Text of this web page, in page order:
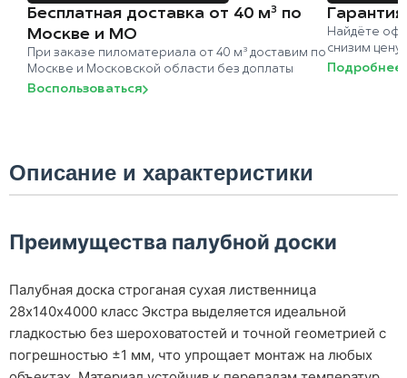
Бесплатная доставка от 40 м³ по
Москве и МО
При заказе пиломатериала от 40 м³ доставим по
Москве и Московской области без доплаты
Воспользоваться
Найдёте
снизим
Подробнее
Описание и характеристики
Преимущества палубной доски
Палубная доска строганая сухая лиственница
28х140х4000 класс Экстра выделяется идеальной
гладкостью без шероховатостей и точной геометрией с
погрешностью ±1 мм, что упрощает монтаж на любых